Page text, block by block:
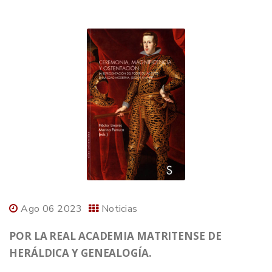
Ago 06 2023 Noticias
POR LA REAL ACADEMIA MATRITENSE DE
HERÁLDICA Y GENEALOGÍA.